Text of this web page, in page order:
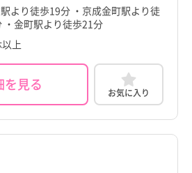
駅より徒歩19分 ・京成金町駅より徒
・金町駅より徒歩21分
上
を見る お気に入り